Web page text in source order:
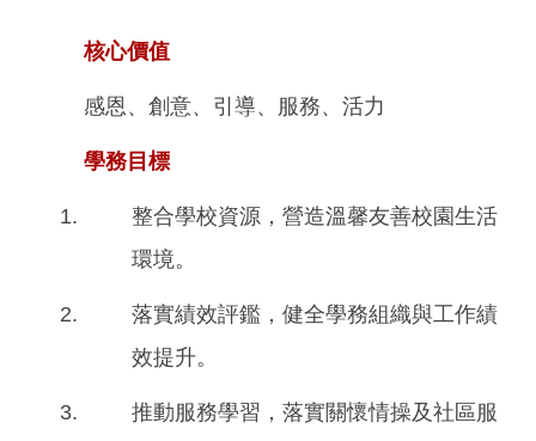
核心價值
感恩、創意、引導、服務、活力
學務目標
整合學校資源，營造溫馨友善校園生活
環境。
落實績效評鑑，健全學務組織與工作績
效提升。
推動服務學習，落實關懷情操及社區服